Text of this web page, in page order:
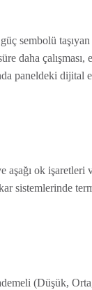
sembolü
daha
paneldeki dijital
ok işaretleri
sistemlerinde
(Düşük,